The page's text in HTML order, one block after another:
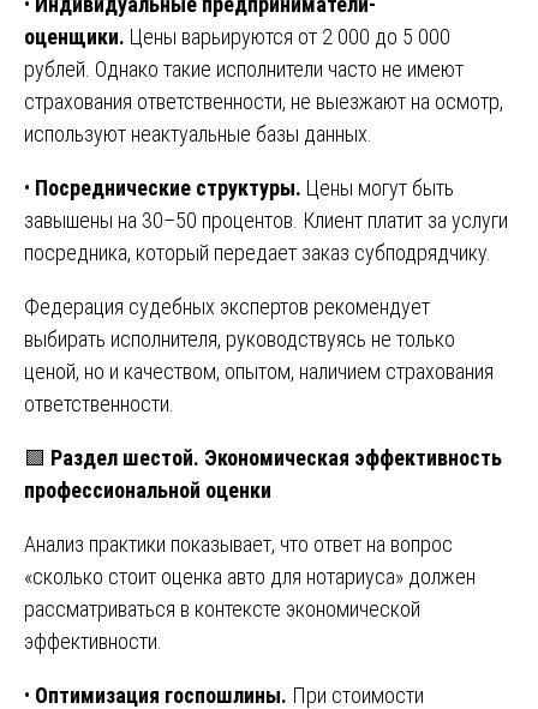
оценщики. Цены варьируются от 2 000 до 5 000
рублей. Однако такие исполнители часто не имеют
страхования ответственности, не выезжают на осмотр,
используют неактуальные базы данных.
• Посреднические структуры. Цены могут быть
завышены на 30–50 процентов. Клиент платит за услуги
посредника, который передает заказ субподрядчику.
Федерация судебных экспертов рекомендует
выбирать исполнителя, руководствуясь не только
ценой, но и качеством, опытом, наличием страхования
ответственности.
🟩 Раздел шестой. Экономическая эффективность
профессиональной оценки
Анализ практики показывает, что ответ на вопрос
«сколько стоит оценка авто для нотариуса» должен
рассматриваться в контексте экономической
эффективности.
• Оптимизация госпошлины. При стоимости